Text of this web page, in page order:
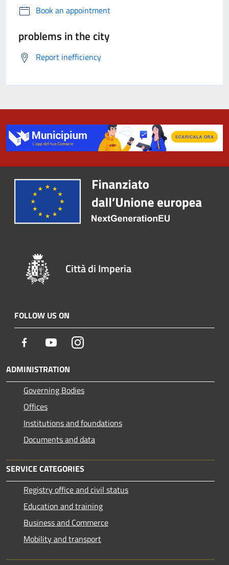
Book an appointment
problems in the city
Report inefficiency
Città di Imperia
FOLLOW US ON
Facebook YoutubeInstagram
ADMINISTRATION
Governing Bodies
Offices
Institutions and foundations
Documents and data
SERVICE CATEGORIES
Registry office and civil status
Education and training
Business and Commerce
Mobility and transport